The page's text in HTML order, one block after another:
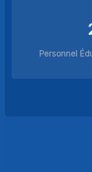
Personnel